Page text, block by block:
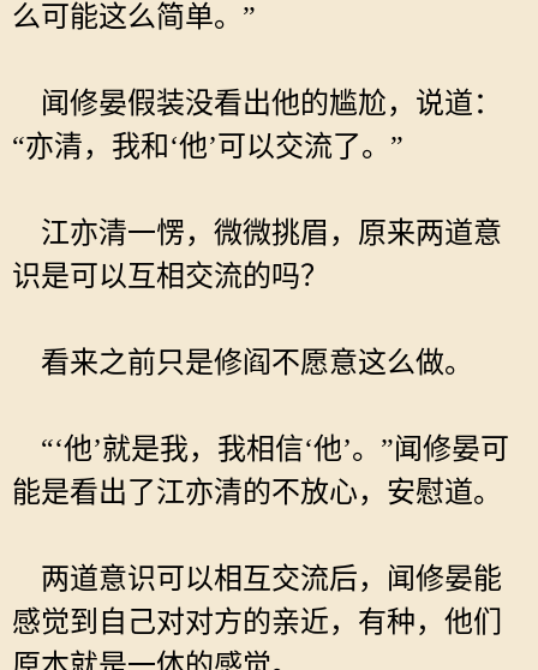
么可能这么简单。”
闻修晏假装没看出他的尴尬，说道：
“亦清，我和‘他’可以交流了。”
江亦清一愣，微微挑眉，原来两道意
识是可以互相交流的吗？
看来之前只是修阎不愿意这么做。
“‘他’就是我，我相信‘他’。”闻修晏可
能是看出了江亦清的不放心，安慰道。
两道意识可以相互交流后，闻修晏能
感觉到自己对对方的亲近，有种，他们